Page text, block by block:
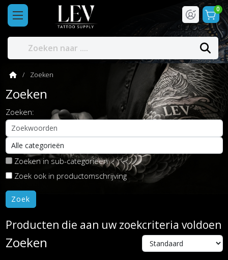
0
Zoeken
Zoeken
Zoeken:
Zoeken in sub-categorieën
Zoek ook in productomschrijving
Producten die aan uw zoekcriteria voldoen
Zoeken